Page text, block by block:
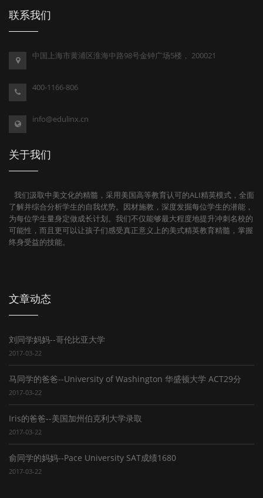
联系我们
中国上海市黄浦区淮海中路98号金钟广场5楼， 200021
400-1166-806
info@edulinx.cn
关于我们
我们汲取中美文化的精髓，采用美国高等教育认可的ALI精英模式，全面
了解并综合分析学生的自我优势。因材施教，深度发掘每位学生的潜能，
为每位学生量身定做成长计划。我们不仅能够最大程度地提升冲刺名校的
可能性，而且更可以让孩子们感受真正意义上的美式精英教育精髓，掌握
终身受益的技能。
文章动态
刘同学妈妈--哥伦比亚大学
2017-03-22
马同学的爸爸--University of Washington 华盛顿大学 ACT29分
2017-03-22
Iris的爸爸--美国加州伯克利大学录取
2017-03-22
俞同学的妈妈--Pace University SAT成绩1680
2017-03-22